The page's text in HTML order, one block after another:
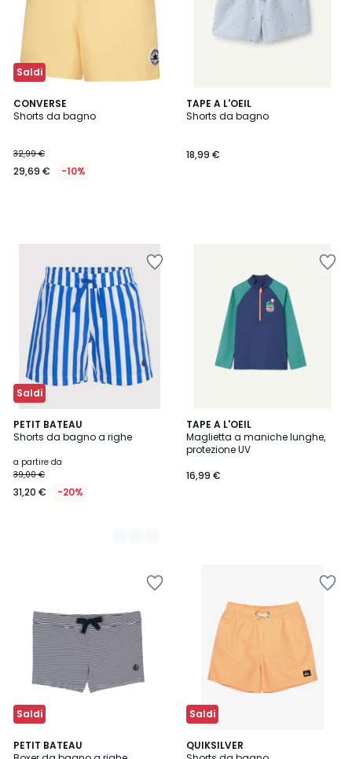
Saldi
CONVERSE
Shorts da bagno
32,99 €
29,69 € -10%
TAPE A L'OEIL
Shorts da bagno
18,99 €
Saldi
PETIT BATEAU
Shorts da bagno a righe
a partire da
39,00 €
31,20 € -20%
2
Colori
TAPE A L'OEIL
Maglietta a maniche lunghe,
protezione UV
16,99 €
Saldi
PETIT BATEAU
Saldi
QUIKSILVER